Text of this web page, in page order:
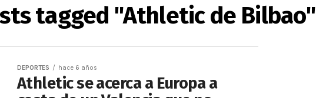
tagged "Athletic de Bilbao"
DEPORTES hace 6 años
Athletic se acerca a Europa a